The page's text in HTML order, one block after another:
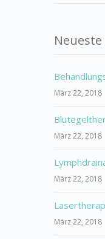
März 22, 2018
März 22, 2018
März 22, 2018
März 22, 2018